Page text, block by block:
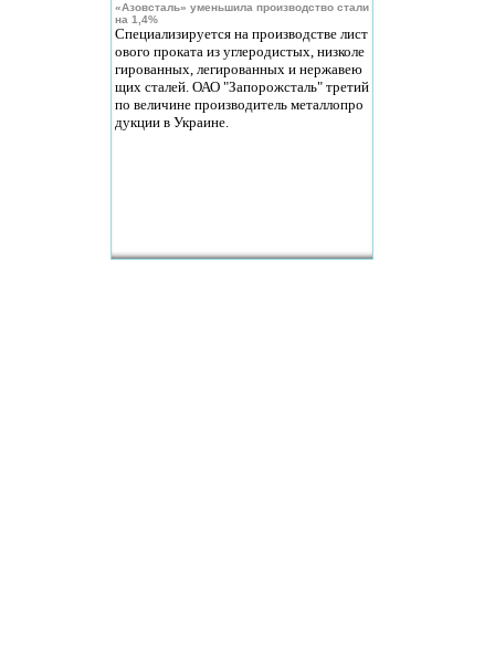
«Азовсталь» уменьшила производство стали
на 1,4%
Специализируется на производстве лист
ового проката из углеродистых, низколе
гированных, легированных и нержавею
щих сталей. ОАО "Запорожсталь" третий
по величине производитель металлопро
дукции в Украине.